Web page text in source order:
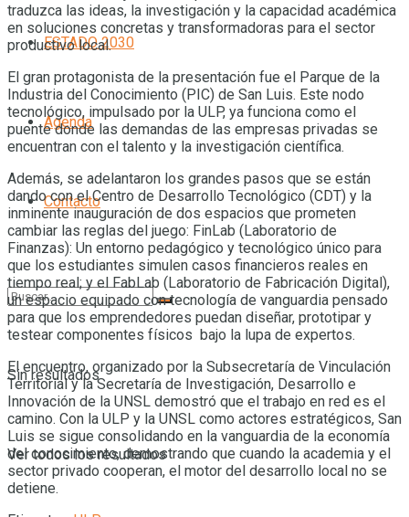
ESTADO 2030
Agenda
Contacto
Sin resultados
Ver todos los resultados
traduzca las ideas, la investigación y la capacidad académica
en soluciones concretas y transformadoras para el sector
productivo local.
El gran protagonista de la presentación fue el Parque de la
Industria del Conocimiento (PIC) de San Luis. Este nodo
tecnológico, impulsado por la ULP, ya funciona como el
puente donde las demandas de las empresas privadas se
encuentran con el talento y la investigación científica.
Además, se adelantaron los grandes pasos que se están
dando con el Centro de Desarrollo Tecnológico (CDT) y la
inminente inauguración de dos espacios que prometen
cambiar las reglas del juego: FinLab (Laboratorio de
Finanzas): Un entorno pedagógico y tecnológico único para
que los estudiantes simulen casos financieros reales en
tiempo real; y el FabLab (Laboratorio de Fabricación Digital),
un espacio equipado con tecnología de vanguardia pensado
para que los emprendedores puedan diseñar, prototipar y
testear componentes físicos bajo la lupa de expertos.
El encuentro, organizado por la Subsecretaría de Vinculación
Territorial y la Secretaría de Investigación, Desarrollo e
Innovación de la UNSL demostró que el trabajo en red es el
camino. Con la ULP y la UNSL como actores estratégicos, San
Luis se sigue consolidando en la vanguardia de la economía
del conocimiento, demostrando que cuando la academia y el
sector privado cooperan, el motor del desarrollo local no se
detiene.